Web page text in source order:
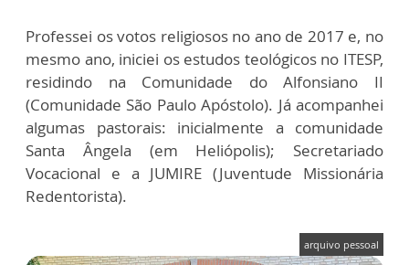
Professei os votos religiosos no ano de 2017 e, no
mesmo ano, iniciei os estudos teológicos no ITESP,
residindo na Comunidade do Alfonsiano II
(Comunidade São Paulo Apóstolo). Já acompanhei
algumas pastorais: inicialmente a comunidade
Santa Ângela (em Heliópolis); Secretariado
Vocacional e a JUMIRE (Juventude Missionária
Redentorista).
arquivo pessoal